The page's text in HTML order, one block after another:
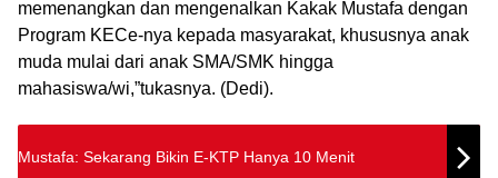
memenangkan dan mengenalkan Kakak Mustafa dengan
Program KECe-nya kepada masyarakat, khususnya anak
muda mulai dari anak SMA/SMK hingga
mahasiswa/wi,”tukasnya. (Dedi).
Mustafa: Sekarang Bikin E-KTP Hanya 10 Menit